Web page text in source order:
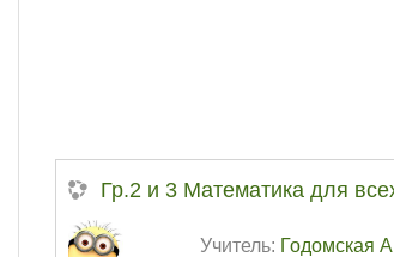
Гр.2 и 3 Математика для
Учитель: Годомская